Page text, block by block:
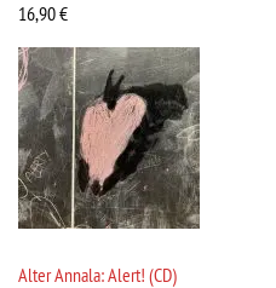
16,90€
Alter Annala: Alert! (CD)